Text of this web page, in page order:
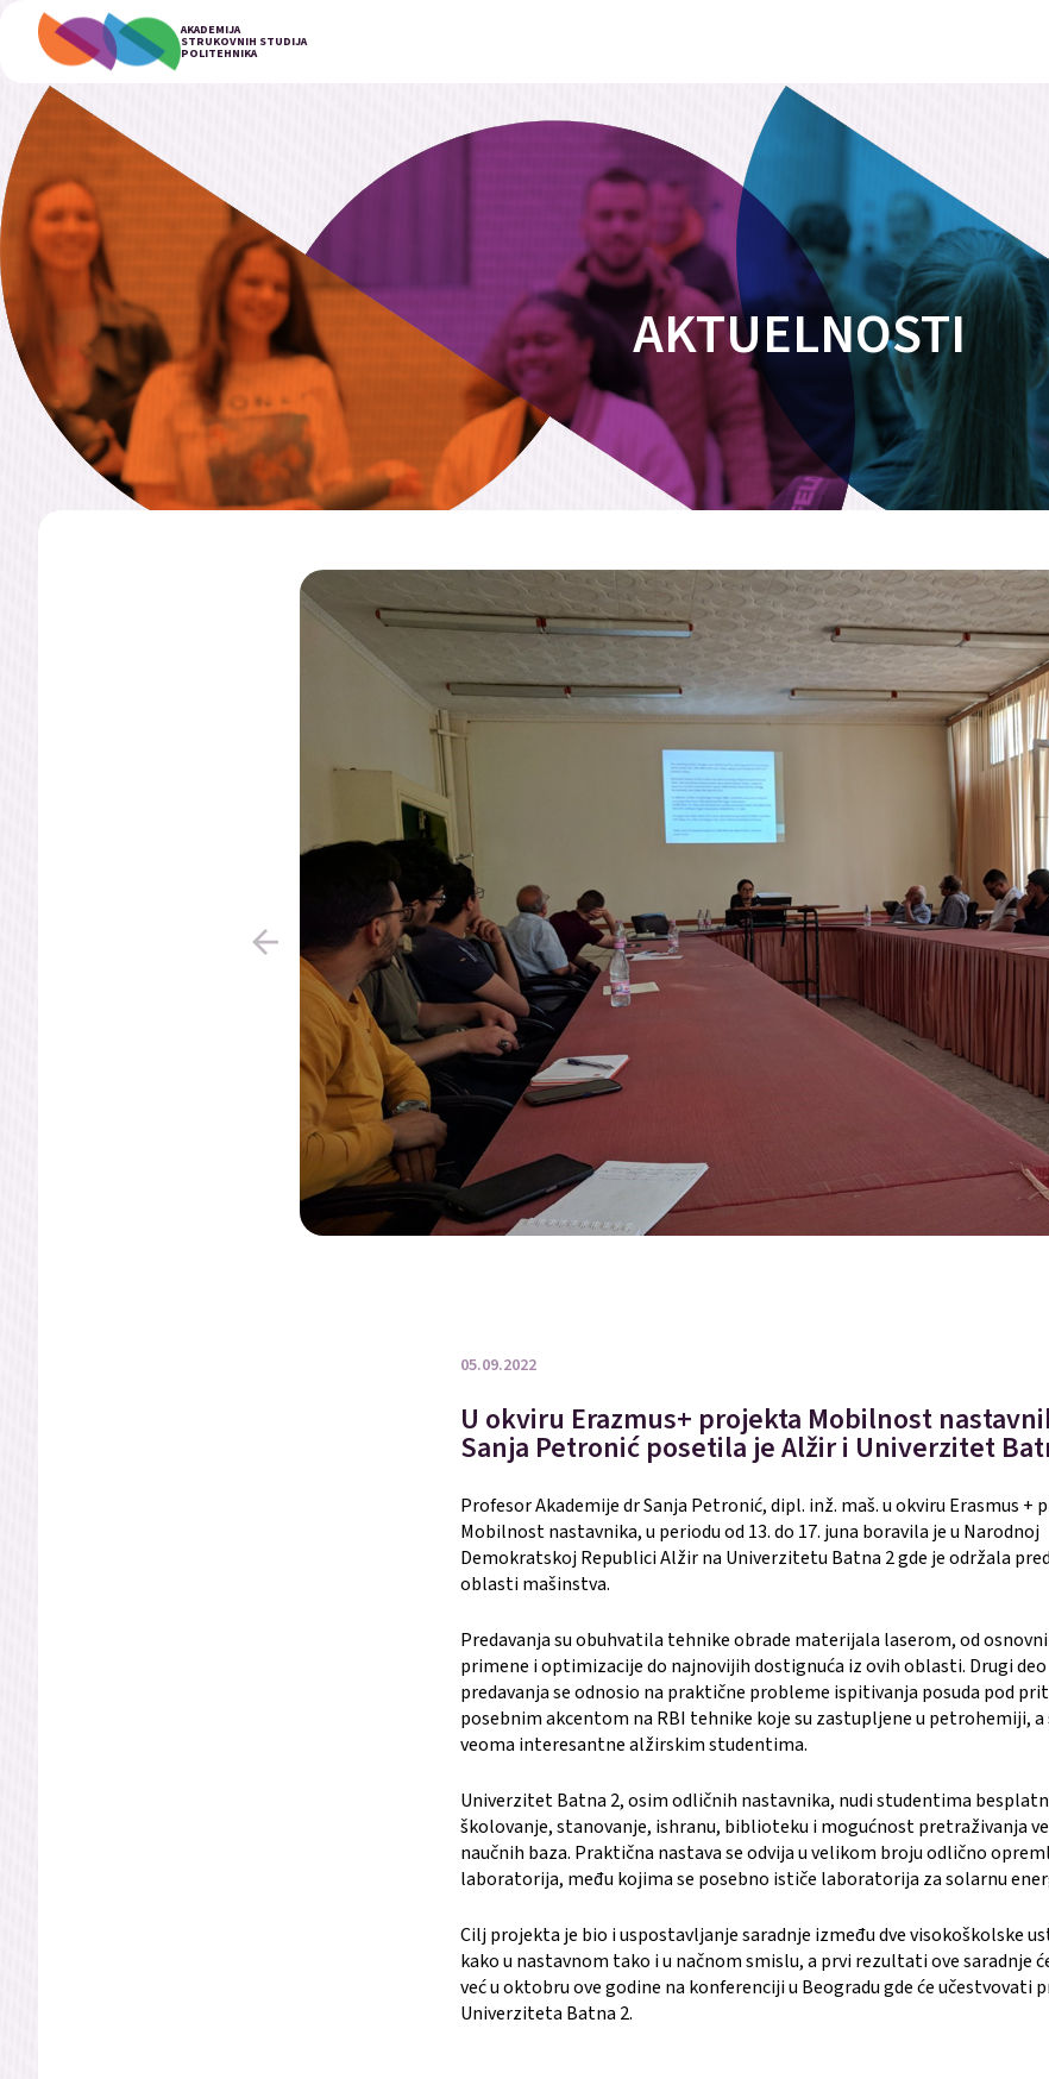
AKADEMIJA
STRUKOVNIH STUDIJA
POLITEHNIKA
AKTUELNOSTI
05.09.2022
U okviru Erazmus+ projekta Mobilnost
Sanja Petronić posetila je Alžir i Univerzitet
Profesor Akademije dr Sanja Petronić, dipl. inž. maš. u okviru Erasmus +
Mobilnost nastavnika, u periodu od 13. do 17. juna boravila je u Narodnoj
Demokratskoj Republici Alžir na Univerzitetu Batna 2 gde je održala
oblasti mašinstva.
Predavanja su obuhvatila tehnike obrade materijala laserom, od
primene i optimizacije do najnovijih dostignuća iz ovih oblasti. Drugi deo
predavanja se odnosio na praktične probleme ispitivanja posuda pod
posebnim akcentom na RBI tehnike koje su zastupljene u petrohemiji,
veoma interesantne alžirskim studentima.
Univerzitet Batna 2, osim odličnih nastavnika, nudi studentima
školovanje, stanovanje, ishranu, biblioteku i mogućnost pretraživanja
naučnih baza. Praktična nastava se odvija u velikom broju odlično
laboratorija, među kojima se posebno ističe laboratorija za solarnu
Cilj projekta je bio i uspostavljanje saradnje između dve visokoškolske
kako u nastavnom tako i u načnom smislu, a prvi rezultati ove saradnje
već u oktobru ove godine na konferenciji u Beogradu gde će učestvovati
Univerziteta Batna 2.